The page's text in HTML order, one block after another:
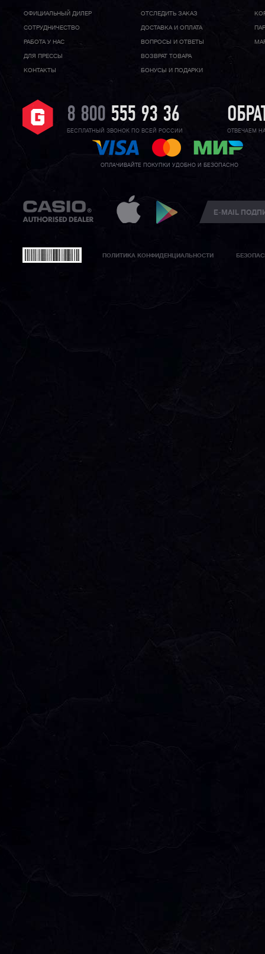
ОФИЦИАЛЬНЫЙ ДИЛЕР
CОТРУДНИЧЕСТВО
РАБОТА У НАС
ДЛЯ ПРЕССЫ
КОНТАКТЫ
ОТСЛЕДИТЬ ЗАКАЗ
ДОСТАВКА И ОПЛАТА
ВОПРОСЫ И ОТВЕТЫ
ВОЗВРАТ ТОВАРА
БОНУСЫ И ПОДАРКИ
8 800 555 93 36
БЕСПЛАТНЫЙ ЗВОНОК ПО ВСЕЙ РОССИИ ОТВЕЧАЕМ
ОПЛАЧИВАЙТЕ ПОКУПКИ УДОБНО И БЕЗОПАСНО
ПОЛИТИКА КОНФИДЕНЦИАЛЬНОСТИ